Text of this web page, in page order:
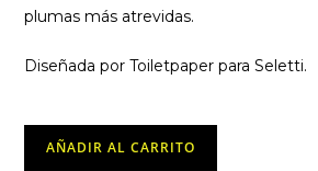
plumas más atrevidas.
Diseñada por Toiletpaper para Seletti.
Libreta
AÑADIR AL CARRITO